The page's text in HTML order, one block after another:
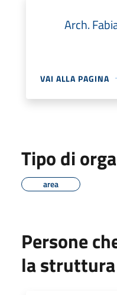
Arch.
VAI ALLA PAGINA
Tipo di
area
Persone
la struttura